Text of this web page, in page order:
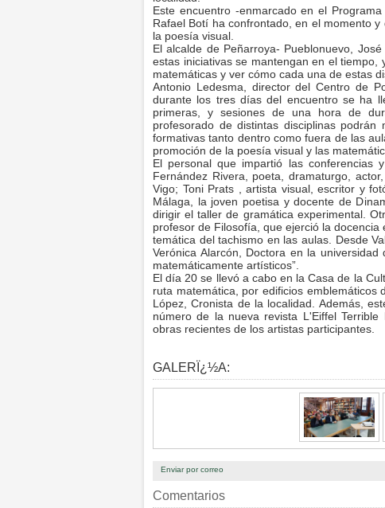
Este encuentro -enmarcado en el
Rafael Botí ha confrontado, en el momento
la poesía visual.
El alcalde de Peñarroya- Pueblonuevo,
estas iniciativas se mantengan en el
matemáticas y ver cómo cada una de estas
Antonio Ledesma, director del Centro de
durante los tres días del encuentro se ha
primeras, y sesiones de una hora de
profesorado de distintas disciplinas
formativas tanto dentro como fuera de las
promoción de la poesía visual y las
El personal que impartió las conferencias
Fernández Rivera, poeta, dramaturgo,
Vigo; Toni Prats , artista visual, escritor y
Málaga, la joven poetisa y docente de
dirigir el taller de gramática experimental.
profesor de Filosofía, que ejerció la
temática del tachismo en las aulas. Desde
Verónica Alarcón, Doctora en la
matemáticamente artísticos”.
El día 20 se llevó a cabo en la Casa de la
ruta matemática, por edificios
López, Cronista de la localidad. Además,
número de la nueva revista L'Eiffel
obras recientes de los artistas participantes.
GALERÏ¿½A:
Enviar por correo
Comentarios